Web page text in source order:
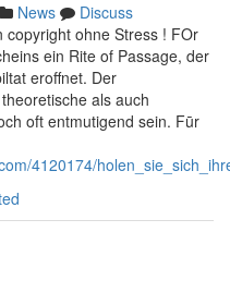
News
Discuss
copyright ohne Stress ! FOr
ein Rite of Passage, der
eroffnet. Der
als auch
oft entmutigend sein. Fūr
4120174/